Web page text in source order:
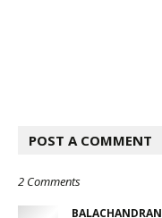
POST A COMMENT
2 Comments
BALACHANDRAN